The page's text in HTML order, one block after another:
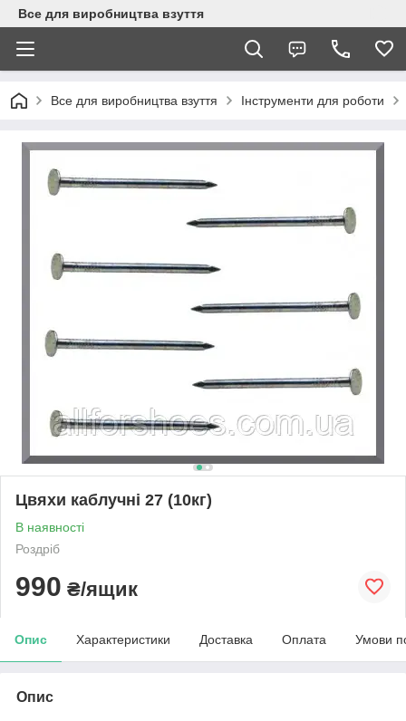
Все для виробництва взуття
Все для виробництва взуття Інструменти для роботи
Цвяхи каблучні 27 (10кг)
В наявності
Роздріб
990 ₴/ящик
Опис Характеристики Доставка Оплата Умови
Опис